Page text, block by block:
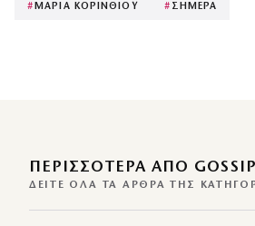
# ΜΑΡΙΑ ΚΟΡΙΝΘΙΟΥ # ΣΗΜΕΡΑ
ΠΕΡΙΣΣΌΤΕΡΑ ΑΠΌ GOSSIP
ΔΕΊΤΕ ΌΛΑ ΤΑ ΆΡΘΡΑ ΤΗΣ